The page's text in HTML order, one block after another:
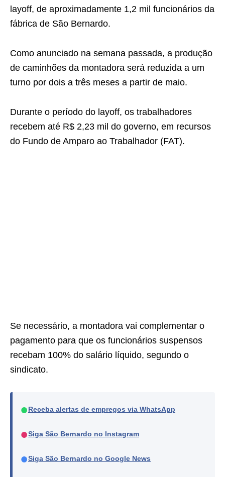
layoff, de aproximadamente 1,2 mil funcionários da
fábrica de São Bernardo.
Como anunciado na semana passada, a produção
de caminhões da montadora será reduzida a um
turno por dois a três meses a partir de maio.
Durante o período do layoff, os trabalhadores
recebem até R$ 2,23 mil do governo, em recursos
do Fundo de Amparo ao Trabalhador (FAT).
Se necessário, a montadora vai complementar o
pagamento para que os funcionários suspensos
recebam 100% do salário líquido, segundo o
sindicato.
● Receba alertas de empregos via WhatsApp
●Siga São Bernardo no Instagram
●Siga São Bernardo no Google News